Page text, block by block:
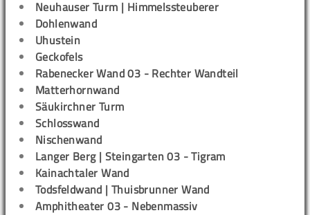
Neuhauser Turm | Himmelssteuberer
Dohlenwand
Uhustein
Geckofels
Rabenecker Wand 03 - Rechter Wandteil
Matterhornwand
Säukirchner Turm
Schlosswand
Nischenwand
Langer Berg | Steingarten 03 - Tigram
Kainachtaler Wand
Todsfeldwand | Thuisbrunner Wand
Amphitheater 03 - Nebenmassiv